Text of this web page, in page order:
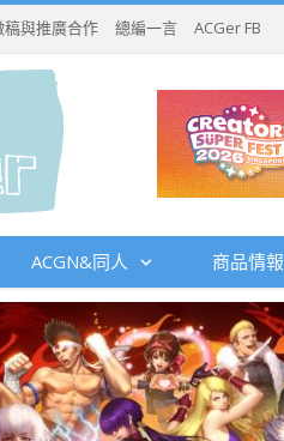
稿與推廣合作 總編一言 ACGer FB
ACGN&同人 商品情報